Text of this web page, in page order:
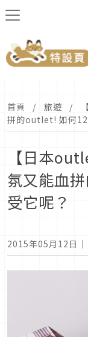
首頁 旅遊
拼的outlet! 如何
【日本
氛又能血
受它呢？
2015年05月12日